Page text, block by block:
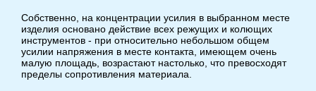
Собственно, на концентрации усилия в выбранном месте
изделия основано действие всех режущих и колющих
инструментов - при относительно небольшом общем
усилии напряжения в месте контакта, имеющем очень
малую площадь, возрастают настолько, что превосходят
пределы сопротивления материала.